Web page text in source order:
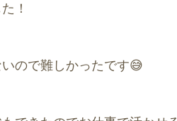
！
ので難しかったです😅